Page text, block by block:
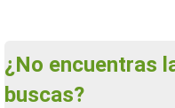
¿No encuentras la oficina en venta que
buscas?